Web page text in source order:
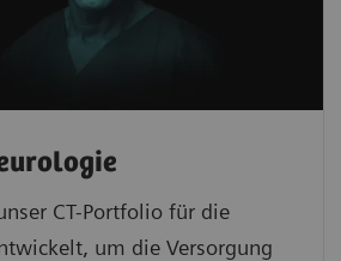
CT-Portfolio für die
um die Versorgung